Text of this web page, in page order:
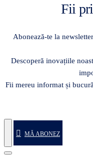
Fii
Abonează-te la
Descoperă inovațiile
Fii mereu informat și
MĂ ABONEZ